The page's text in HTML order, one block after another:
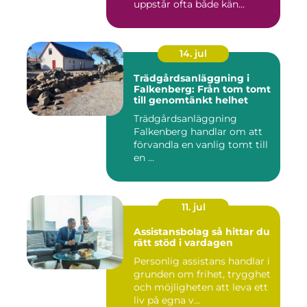
uppstår ofta både kän...
14. jul
Trädgårdsanläggning i
Falkenberg: Från tom tomt
till genomtänkt helhet
Trädgårdsanläggning
Falkenberg handlar om att
förvandla en vanlig tomt till
en ...
11. jul
Assistansbolag så hittar du
rätt stöd i vardagen
Personlig assistans handlar i
grunden om frihet, trygghet
och möjligheten att leva ett
liv på egna v...